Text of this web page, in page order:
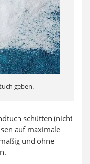
geben.
schütten (nicht
auf maximale
und ohne